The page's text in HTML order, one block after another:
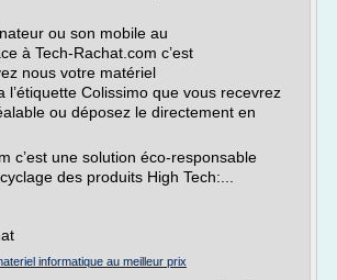
ou son mobile au
à Tech-Rachat.com c’est
nous votre matériel
l’étiquette Colissimo que vous recevrez
ou déposez le directement en
c’est une solution éco-responsable
des produits High Tech:...
informatique au meilleur prix